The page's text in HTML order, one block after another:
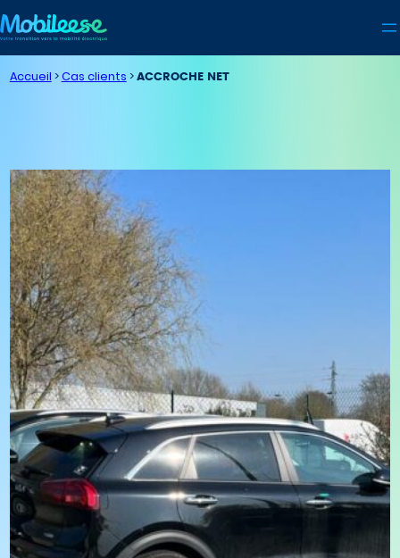
Accueil >Cas clients > ACCROCHE NET